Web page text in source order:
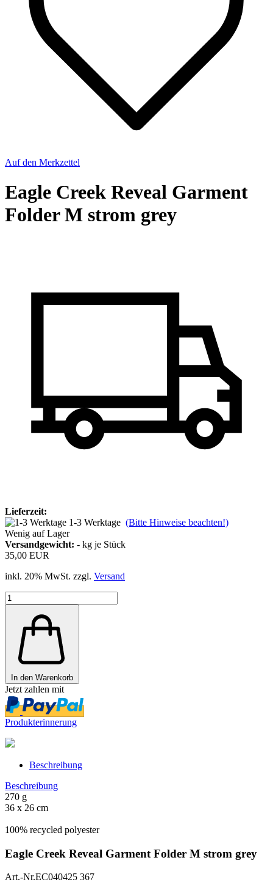
Auf den Merkzettel
Eagle Creek Reveal Garment
Folder M strom grey
Lieferzeit:
1-3 Werktage (Bitte Hinweise beachten!)
Wenig auf Lager
Versandgewicht: - kg je Stück
35,00 EUR
inkl. 20% MwSt. zzgl. Versand
In den Warenkorb
Jetzt zahlen mit
Produkterinnerung
Beschreibung
Beschreibung
270 g
36 x 26 cm
100% recycled polyester
Eagle Creek Reveal Garment Folder M strom grey
Art.-Nr.EC040425 367